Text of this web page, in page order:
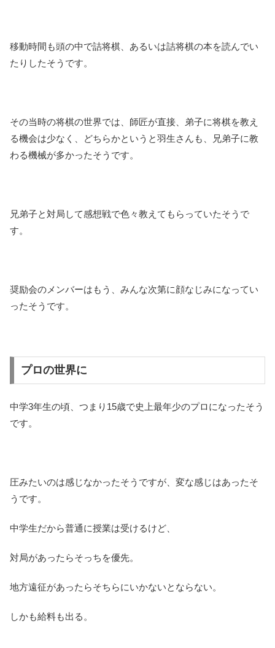
移動時間も頭の中で詰将棋、あるいは詰将棋の本を読んでい
たりしたそうです。
その当時の将棋の世界では、師匠が直接、弟子に将棋を教え
る機会は少なく、どちらかというと羽生さんも、兄弟子に教
わる機械が多かったそうです。
兄弟子と対局して感想戦で色々教えてもらっていたそうで
す。
奨励会のメンバーはもう、みんな次第に顔なじみになってい
ったそうです。
プロの世界に
中学3年生の頃、つまり15歳で史上最年少のプロになったそう
です。
圧みたいのは感じなかったそうですが、変な感じはあったそ
うです。
中学生だから普通に授業は受けるけど、
対局があったらそっちを優先。
地方遠征があったらそちらにいかないとならない。
しかも給料も出る。